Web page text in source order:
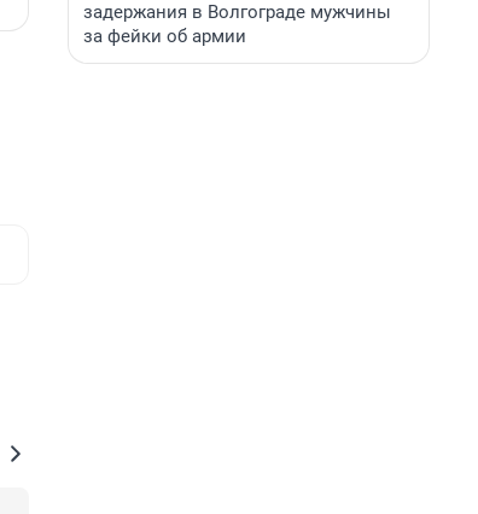
задержания в Волгограде мужчины
за фейки об армии